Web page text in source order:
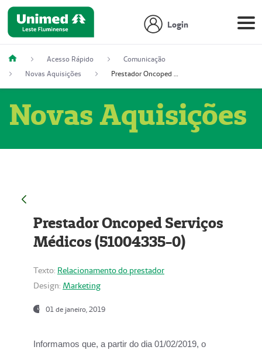
Login
Acesso Rápido
Comunicação
Novas Aquisições
Prestador Oncoped Serviços Médicos (51004335-0)
Novas Aquisições
Prestador Oncoped Serviços
Médicos (51004335-0)
Texto: Relacionamento do prestador
Design: Marketing
01 de janeiro, 2019
Informamos que, a partir do dia 01/02/2019, o